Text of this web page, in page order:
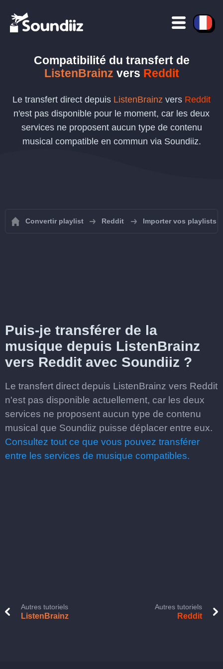
Compatibilité du transfert de
ListenBrainz vers Reddit
Le transfert direct depuis ListenBrainz vers Reddit
n'est pas disponible pour le moment, car les deux
services ne proposent aucun type de contenu
musical compatible en commun via Soundiiz.
Convertir playlist Reddit Importer vos playlists
Puis-je transférer de la
musique depuis ListenBrainz
vers Reddit avec Soundiiz ?
Le transfert direct depuis ListenBrainz vers Reddit
n'est pas disponible actuellement, car les deux
services ne proposent aucun type de contenu
musical que Soundiiz puisse déplacer entre eux.
Consultez tout ce que vous pouvez transférer
entre les services de musique compatibles.
Autres tutoriels
ListenBrainz
Autres tutoriels
Reddit